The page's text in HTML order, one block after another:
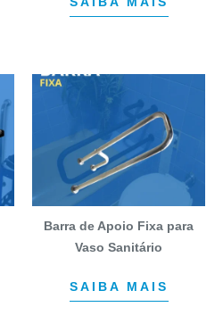
Barra de Apoio Fixa para
Vaso Sanitário
SAIBA MAIS